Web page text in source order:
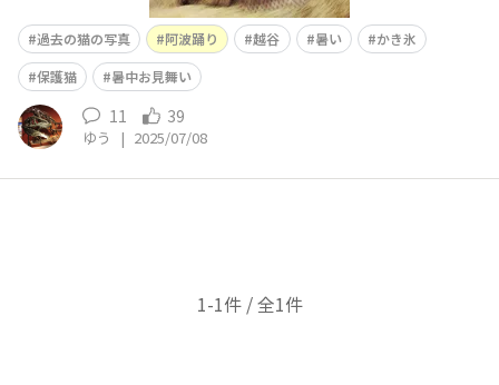
過去の猫の写真 阿波踊り 越谷 暑い
かき氷
保護猫
暑中お見舞い
11 39
ゆう | 2025/07/08
1-1件 / 全1件